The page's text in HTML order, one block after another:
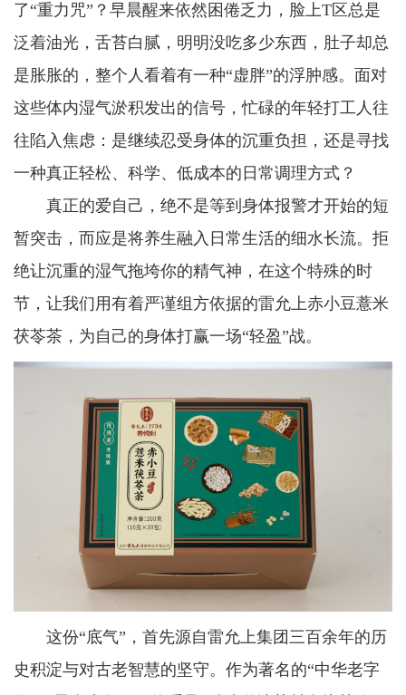
了“重力咒”？早晨醒来依然困倦乏力，脸上T区总是
泛着油光，舌苔白腻，明明没吃多少东西，肚子却总
是胀胀的，整个人看着有一种“虚胖”的浮肿感。面对
这些体内湿气淤积发出的信号，忙碌的年轻打工人往
往陷入焦虑：是继续忍受身体的沉重负担，还是寻找
一种真正轻松、科学、低成本的日常调理方式？
真正的爱自己，绝不是等到身体报警才开始的短
暂突击，而应是将养生融入日常生活的细水长流。拒
绝让沉重的湿气拖垮你的精气神，在这个特殊的时
节，让我们用有着严谨组方依据的雷允上赤小豆薏米
茯苓茶，为自己的身体打赢一场“轻盈”战。
这份“底气”，首先源自雷允上集团三百余年的历
史积淀与对古老智慧的坚守。作为著名的“中华老字